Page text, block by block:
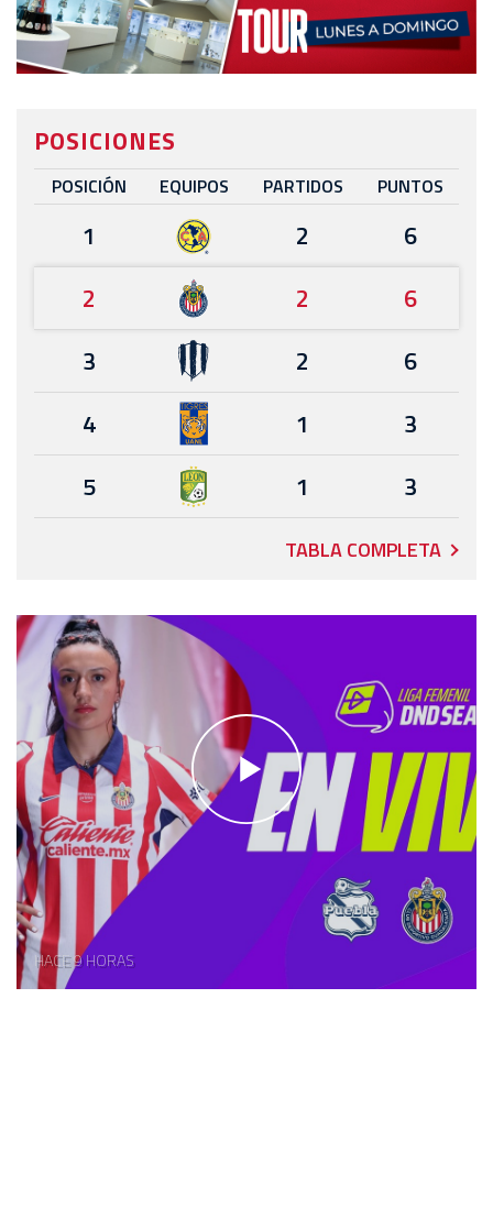
POSICIONES
POSICIÓN EQUIPOS PARTIDOS PUNTOS
1 2
6
2
2
6
3
2
6
4
1
3
5
1 3
TABLA COMPLETA
HACE 9 HORAS